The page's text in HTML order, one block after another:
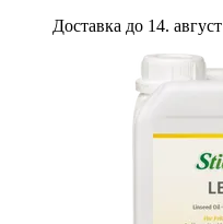
Доставка до 14. август